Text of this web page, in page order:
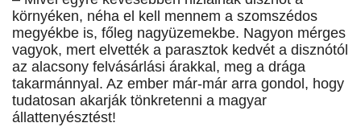
környéken, néha el kell mennem a szomszédos
megyékbe is, főleg nagyüzemekbe. Nagyon mérges
vagyok, mert elvették a parasztok kedvét a disznótól
az alacsony felvásárlási árakkal, meg a drága
takarmánnyal. Az ember már-már arra gondol, hogy
tudatosan akarják tönkretenni a magyar
állattenyésztést!